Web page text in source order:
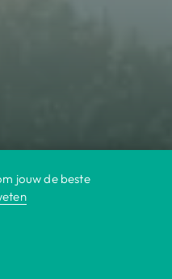
jouw de beste